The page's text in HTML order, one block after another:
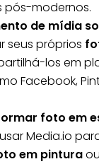
pós-modernos.
de mídia
seus próprios
los em
Facebook,
foto em
Media.io
em pinturaou